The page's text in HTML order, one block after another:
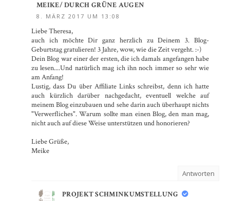
MEIKE/ DURCH GRÜNE AUGEN
8. MÄRZ 2017 UM 13:08
Liebe Theresa,
auch ich möchte Dir ganz herzlich zu Deinem 3. Blog-
Geburtstag gratulieren! 3 Jahre, wow, wie die Zeit vergeht. :-)
Dein Blog war einer der ersten, die ich damals angefangen habe
zu lesen....Und natürlich mag ich ihn noch immer so sehr wie
am Anfang!
Lustig, dass Du über Affiliate Links schreibst, denn ich hatte
auch kürzlich darüber nachgedacht, eventuell welche auf
meinem Blog einzubauen und sehe darin auch überhaupt nichts
"Verwerfliches". Warum sollte man einen Blog, den man mag,
nicht auch auf diese Weise unterstützen und honorieren?
Liebe Grüße,
Meike
Antworten
PROJEKT SCHMINKUMSTELLUNG